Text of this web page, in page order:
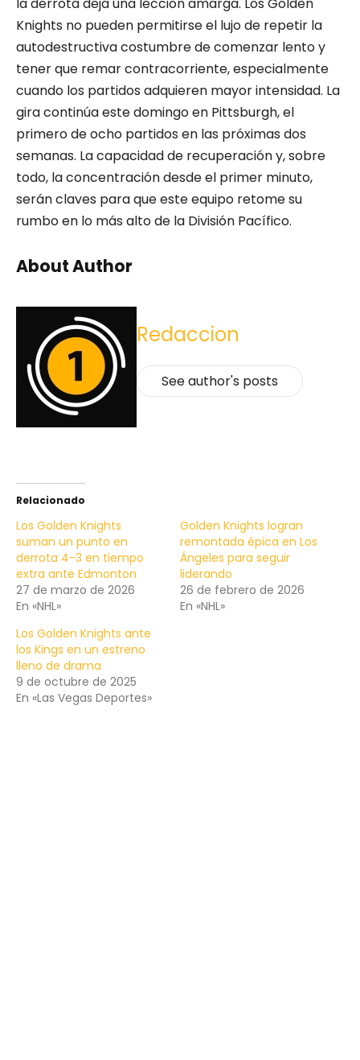
Knights no pueden permitirse el lujo de repetir la
autodestructiva costumbre de comenzar lento y
tener que remar contracorriente, especialmente
cuando los partidos adquieren mayor intensidad. La
gira continúa este domingo en Pittsburgh, el
primero de ocho partidos en las próximas dos
semanas. La capacidad de recuperación y, sobre
todo, la concentración desde el primer minuto,
serán claves para que este equipo retome su
rumbo en lo más alto de la División Pacífico.
About Author
Redaccion
See author's posts
Relacionado
Los Golden Knights
suman un punto en
derrota 4-3 en tiempo
extra ante Edmonton
27 de marzo de 2026
En «NHL»
Golden Knights logran
remontada épica en Los
Ángeles para seguir
liderando
26 de febrero de 2026
En «NHL»
Los Golden Knights ante
los Kings en un estreno
lleno de drama
9 de octubre de 2025
En «Las Vegas Deportes»